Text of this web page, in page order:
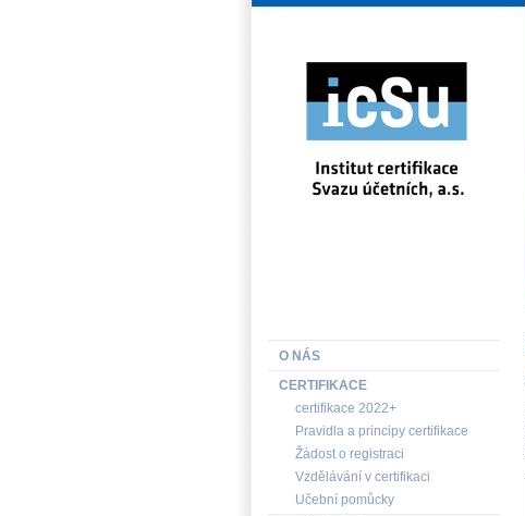
O NÁS
CERTIFIKACE
certifikace 2022+
Pravidla a principy certifikace
Žádost o registraci
Vzdělávání v certifikaci
Učební pomůcky